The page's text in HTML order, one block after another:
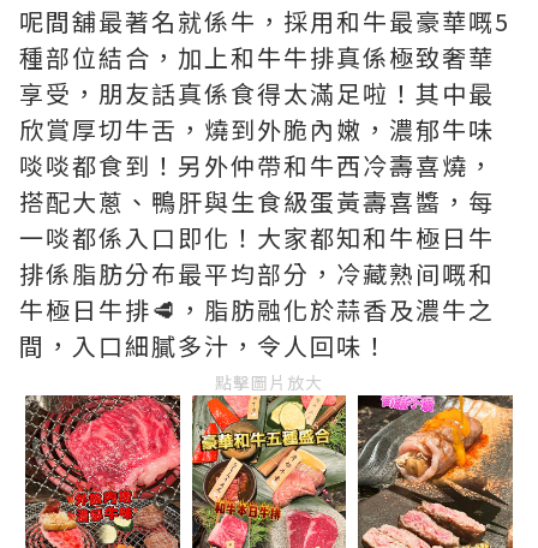
呢間舖最著名就係牛，採用和牛最豪華嘅5
種部位結合，加上和牛牛排真係極致奢華
享受，朋友話真係食得太滿足啦！其中最
欣賞厚切牛舌，燒到外脆內嫩，濃郁牛味
啖啖都食到！另外仲帶和牛西冷壽喜燒，
搭配大蔥、鴨肝與生食級蛋黃壽喜醬，每
一啖都係入口即化！大家都知和牛極日牛
排係脂肪分布最平均部分，冷藏熟间嘅和
牛極日牛排🥩，脂肪融化於蒜香及濃牛之
間，入口細膩多汁，令人回味！
點擊圖片放大